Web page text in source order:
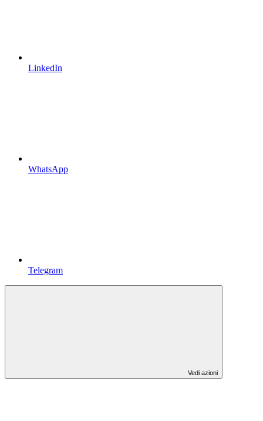
LinkedIn
WhatsApp
Telegram
Vedi azioni